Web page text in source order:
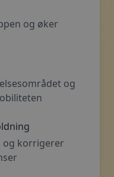
og øker
og
og korrigerer